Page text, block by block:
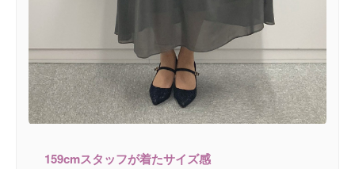
159cmスタッフが着たサイズ感